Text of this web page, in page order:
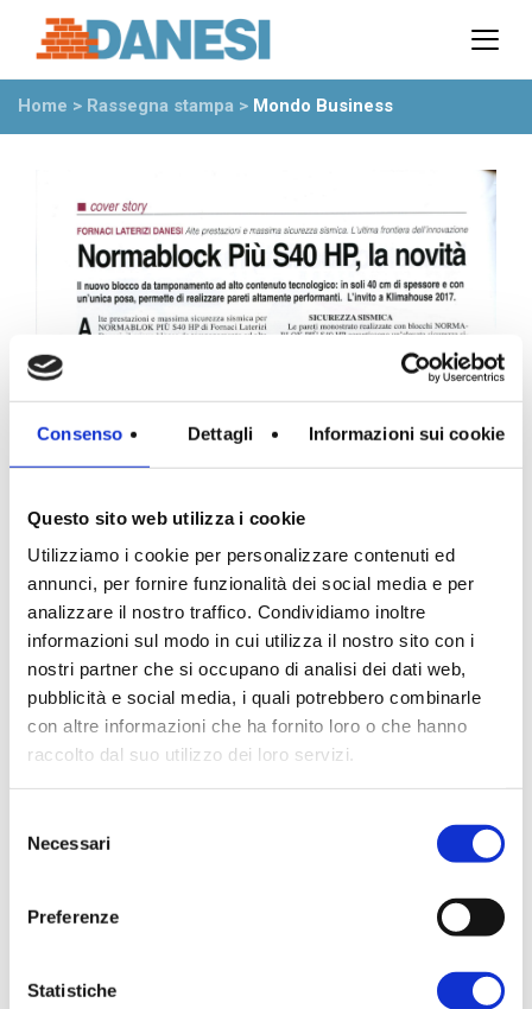
Consenso Dettagli Informazioni sui cookie
Questo sito web utilizza i cookie
Utilizziamo i cookie per personalizzare contenuti ed
annunci, per fornire funzionalità dei social media e per
analizzare il nostro traffico. Condividiamo inoltre
informazioni sul modo in cui utilizza il nostro sito con i
nostri partner che si occupano di analisi dei dati web,
pubblicità e social media, i quali potrebbero combinarle
con altre informazioni che ha fornito loro o che hanno
raccolto dal suo utilizzo dei loro servizi.
delNecessari
Preferenze
Statistiche
Il gruppo
Partner
Rete commerciale
Ufficio Tecnico
News
Rassegna stampa
In evidenza
Normablok Più High Performance
Muratura armata Danesi
Normablok Più Ponti Termici
Normablok Più Taglio Termico
Normablok Più CAM
Normablok Più S40 MA ricostruzione post sisma
Home > Rassegna stampa > Mondo Business
7 Marzo 2017
Normablok Più S40 HP, la novità
SCARICA IL PDF